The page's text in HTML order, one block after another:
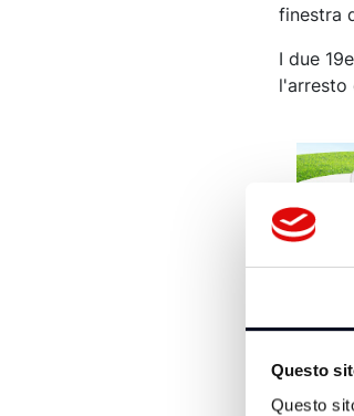
Questo
Questo
finestra
I due
l'arresto
ALTRE